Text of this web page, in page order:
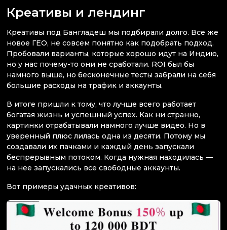
Креативы и лендинг
Креативы под Бангладеш мы подбирали долго. Все же
новое ГЕО, не совсем понятно как подобрать подход.
Пробовали варианты, которые хорошо идут на Индию,
но у нас почему-то они не сработали. ROI был бы
намного выше, но бесконечные тесты забрали на себя
большие расходы на трафик и аккаунты.
В итоге пришли к тому, что лучше всего работает
богатая жизнь и успешный успех. Как ни странно,
картинки отрабатывали намного лучше видео. Но в
уверенный плюс лилась одна из десяти. Потому мы
создавали их пачками и каждый день запускали
беспрерывным потоком. Когда нужная находилась —
на нее запускались все свободные аккаунты.
Вот примеры удачных креативов: